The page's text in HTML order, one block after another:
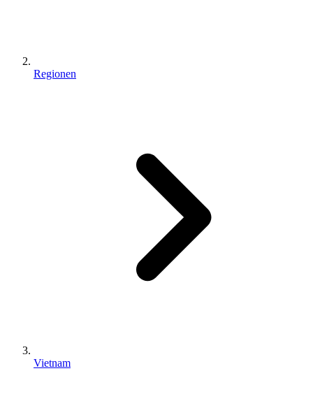
Regionen
Vietnam